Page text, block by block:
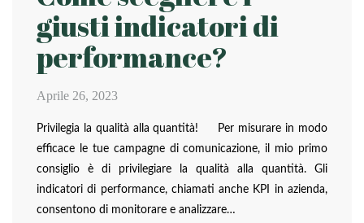
giusti indicatori di
performance?
Aprile 26, 2023
Privilegia la qualità alla quantità! Per misurare in modo
efficace le tue campagne di comunicazione, il mio primo
consiglio è di privilegiare la qualità alla quantità. Gli
indicatori di performance, chiamati anche KPI in azienda,
consentono di monitorare e analizzare…